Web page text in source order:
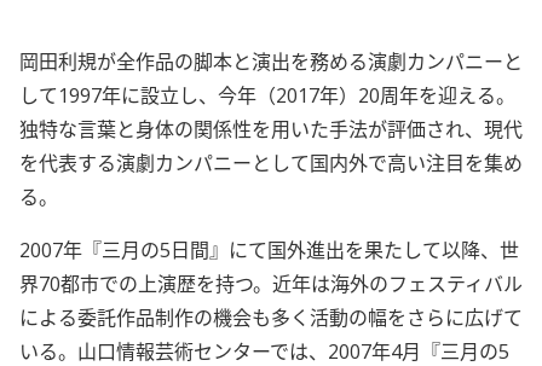
岡田利規が全作品の脚本と演出を務める演劇カンパニーと
して1997年に設立し、今年（2017年）20周年を迎える。
独特な言葉と身体の関係性を用いた手法が評価され、現代
を代表する演劇カンパニーとして国内外で高い注目を集め
る。
2007年『三月の5日間』にて国外進出を果たして以降、世
界70都市での上演歴を持つ。近年は海外のフェスティバル
による委託作品制作の機会も多く活動の幅をさらに広げて
いる。山口情報芸術センターでは、2007年4月『三月の5